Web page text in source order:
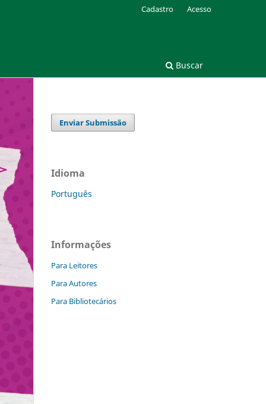
Buscar
Cadastro Acesso
Enviar Submissão
Idioma
Português
Informações
Para Leitores
Para Autores
Para Bibliotecários